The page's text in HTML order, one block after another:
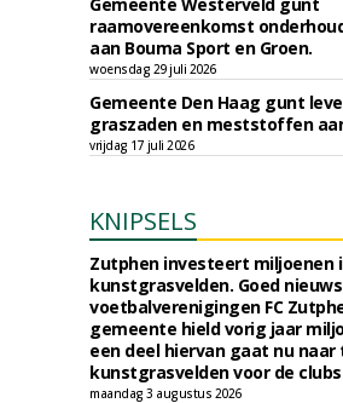
raamovereenkomst
aan Bouma Sport en Groen.
woensdag 29 juli 2026
Gemeente Den Haag gunt
graszaden en meststoffen
vrijdag 17 juli 2026
KNIPSELS
Zutphen investeert miljoenen
kunstgrasvelden. Goed
voetbalverenigingen FC
gemeente hield vorig jaar
een deel hiervan gaat nu naar
kunstgrasvelden voor de
maandag 3 augustus 2026